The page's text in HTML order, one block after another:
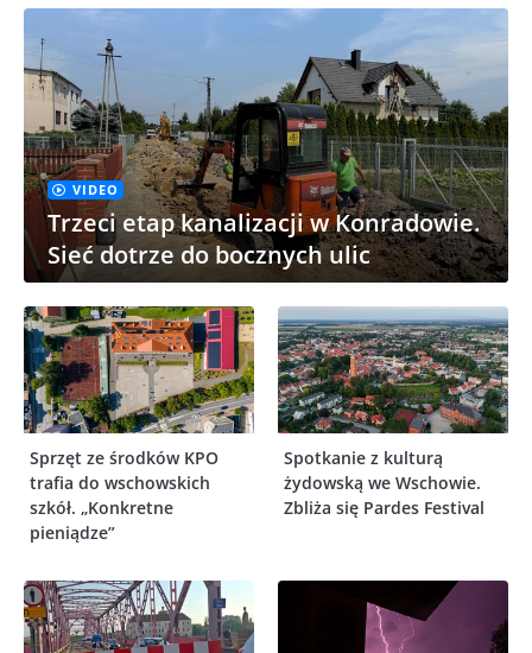
VIDEO
Trzeci etap kanalizacji w Konradowie.
Sieć dotrze do bocznych ulic
Sprzęt ze środków KPO
trafia do wschowskich
szkół. „Konkretne
pieniądze”
Spotkanie z kulturą
żydowską we Wschowie.
Zbliża się Pardes Festival